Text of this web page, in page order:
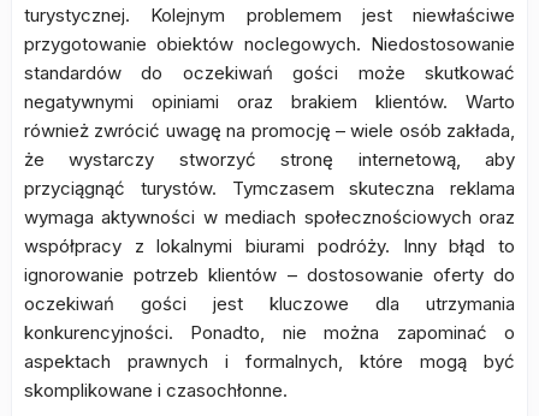
turystycznej. Kolejnym problemem jest niewłaściwe
przygotowanie obiektów noclegowych. Niedostosowanie
standardów do oczekiwań gości może skutkować
negatywnymi opiniami oraz brakiem klientów. Warto
również zwrócić uwagę na promocję – wiele osób zakłada,
że wystarczy stworzyć stronę internetową, aby
przyciągnąć turystów. Tymczasem skuteczna reklama
wymaga aktywności w mediach społecznościowych oraz
współpracy z lokalnymi biurami podróży. Inny błąd to
ignorowanie potrzeb klientów – dostosowanie oferty do
oczekiwań gości jest kluczowe dla utrzymania
konkurencyjności. Ponadto, nie można zapominać o
aspektach prawnych i formalnych, które mogą być
skomplikowane i czasochłonne.